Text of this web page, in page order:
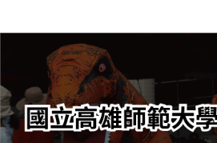
轉
要
內
容